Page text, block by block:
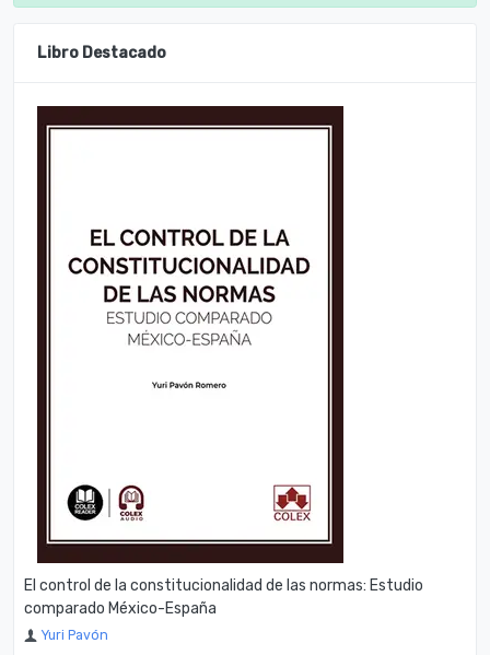
Libro Destacado
El control de la constitucionalidad de las normas: Estudio
comparado México-España
Yuri Pavón